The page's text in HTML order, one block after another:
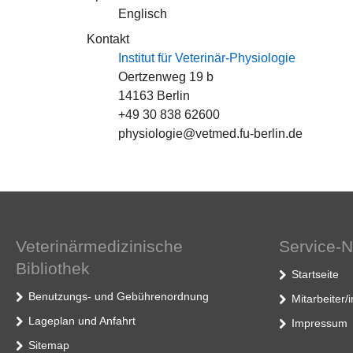
Englisch
Kontakt
Institut für Veterinär-Physiologie
Oertzenweg 19 b
14163 Berlin
+49 30 838 62600
physiologie@vetmed.fu-berlin.de
Veterinärmedizinische
Bibliothek
Benutzungs- und Gebührenordnung
Lageplan und Anfahrt
Sitemap
Service-
Startseite
Mitarbeiter/
Impressum